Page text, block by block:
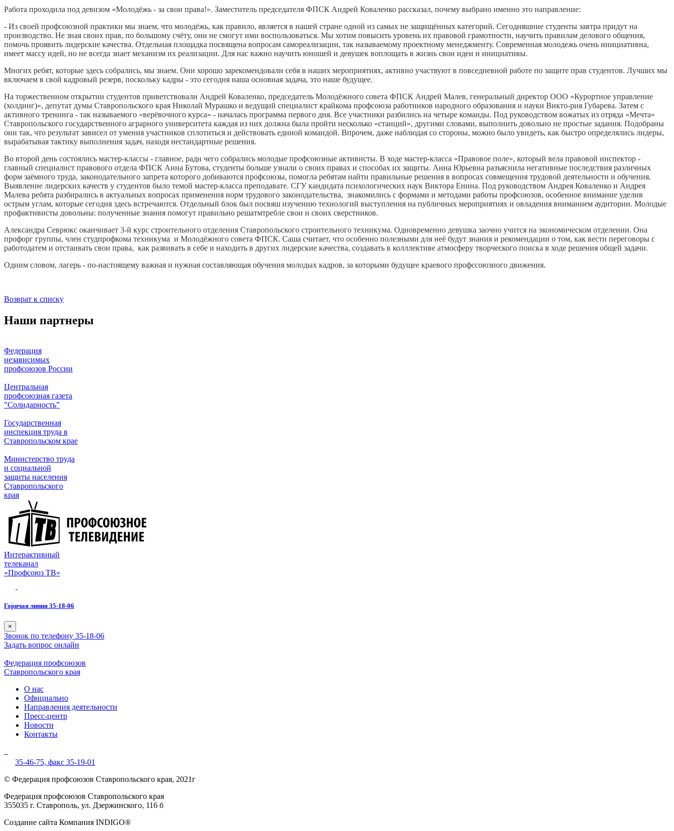
Работа проходила под девизом «Молодёжь - за свои права!». Заместитель председателя ФПСК Андрей Коваленко рассказал, почему выбрано именно это направление:
- Из своей профсоюзной практики мы знаем, что молодёжь, как правило, является в нашей стране одной из самых не защищённых категорий. Сегодняшние студенты завтра придут на
производство. Не зная своих прав, по большому счёту, они не смогут ими воспользоваться. Мы хотим повысить уровень их правовой грамотности, научить правилам делового общения,
помочь проявить лидерские качества. Отдельная площадка посвящена вопросам самореализации, так называемому проектному менеджменту. Современная молодежь очень инициативна,
имеет массу идей, но не всегда знает механизм их реализации. Для нас важно научить юношей и девушек воплощать в жизнь свои идеи и инициативы.
Многих ребят, которые здесь собрались, мы знаем. Они хорошо зарекомендовали себя в наших мероприятиях, активно участвуют в повседневной работе по защите прав студентов. Лучших мы
включаем в свой кадровый резерв, поскольку кадры - это сегодня наша основная задача, это наше будущее.
На торжественном открытии студентов приветствовали Андрей Коваленко, председатель Молодёжного совета ФПСК Андрей Малев, генеральный директор ООО «Курортное управление
(холдинг)», депутат думы Ставропольского края Николай Мурашко и ведущий специалист крайкома профсоюза работников народного образования и науки Викто-рия Губарева. Затем с
активного тренинга - так называемого «верёвочного курса» - началась программа первого дня. Все участники разбились на четыре команды. Под руководством вожатых из отряда «Мечта»
Ставропольского государственного аграрного университета каждая из них должна была пройти несколько «станций», другими словами, выполнить довольно не простые задания. Подобраны
они так, что результат зависел от умения участников сплотиться и действовать единой командой. Впрочем, даже наблюдая со стороны, можно было увидеть, как быстро определялись лидеры,
вырабатывая тактику выполнения задач, находя нестандартные решения.
Во второй день состоялись мастер-классы - главное, ради чего собрались молодые профсоюзные активисты. В ходе мастер-класса «Правовое поле», который вела правовой инспектор -
главный специалист правового отдела ФПСК Анна Бутова, студенты больше узнали о своих правах и способах их защиты. Анна Юрьевна разъяснила негативные последствия различных
форм заёмного труда, законодательного запрета которого добиваются профсоюзы, помогла ребятам найти правильные решения в вопросах совмещения трудовой деятельности и обучения.
Выявление лидерских качеств у студентов было темой мастер-класса преподавате. СГУ кандидата психологических наук Виктора Енина. Под руководством Андрея Коваленко и Андрея
Малева peбята разбирались в актуальных вопросах применения норм трудового законодательства, знакомились с формами и методами работы профсоюзов, особенное внимание уделив
острым углам, которые сегодня здесь встречаются. Отдельный блок был посвяш изучению технологий выступления на публичных мероприятиях и овладения вниманием аудитории. Молодые
профактивисты довольны: полученные знания помогут правильно решатмтребле свои и своих сверстников.
Александра Севрюкс оканчивает 3-й курс строительного отделения Ставропольского строительного техникума. Oднoвpeменно девушка заочно учится на экономическом отделении. Она
профорг группы, член студпрофкома техникума и Молодёжного совета ФПСК. Саша считает, что особенно полезными для неё будут знания и рекомендации о том, как вести переговоры с
работодатем и отстаивать свои права, как развивать в себе и находить в других лидерские качества, создавать в колллективе атмосферу творческого поиска в ходе решения общей задачи.
Одним словом, лагерь - по-настоящему важная и нужная составляющая обучения молодых кадров, за которыми будущее краевого профссоюзного движения.
Возврат к списку
Наши партнеры
Федерация
независимых
профсоюзов России
Центральная
профсоюзная газета
"Солидарность”
Государственная
инспекция труда в
Ставропольском крае
Министерство труда
и социальной
защиты населения
Ставропольского
края
Интерактивный
телеканал
«Профсоюз ТВ»
Горячая линия 35-18-06
×
Звонок по телефону 35-18-06
Задать вопрос онлайн
Федерация профсоюзов
Ставропольского края
О нас
Официально
Направления деятельности
Пресс-центр
Новости
Контакты
35-46-75, факс 35-19-01
© Федерация профсоюзов Ставропольского края, 2021г
Федерация профсоюзов Ставропольского края
355035 г. Ставрополь, ул. Дзержинского, 116 б
Создание сайта Компания INDIGO®